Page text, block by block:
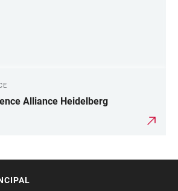
Alliance Heidelberg